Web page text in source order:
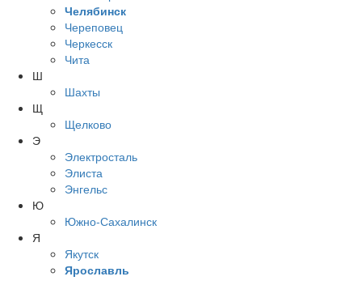
Челябинск
Череповец
Черкесск
Чита
Ш
Шахты
Щ
Щелково
Э
Электросталь
Элиста
Энгельс
Ю
Южно-Сахалинск
Я
Якутск
Ярославль